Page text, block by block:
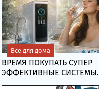
ВРЕМЯ ПОКУПАТЬ СУПЕР
ЭФФЕКТИВНЫЕ
Все для дома